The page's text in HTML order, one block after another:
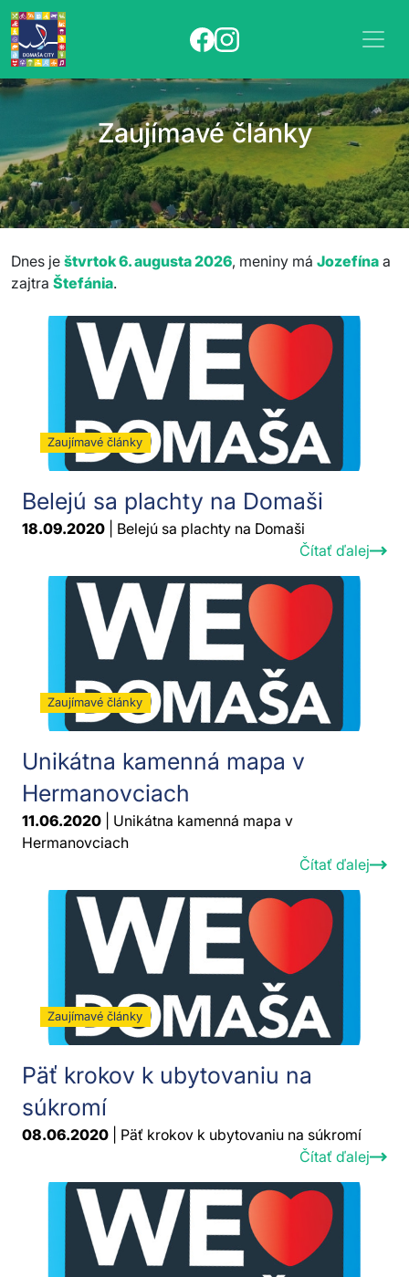
Zaujímavé články
Dnes je štvrtok 6. augusta 2026, meniny má Jozefína a
zajtra Štefánia.
Zaujímavé články
Belejú sa plachty na Domaši
18.09.2020 | Belejú sa plachty na Domaši
Čítať ďalej
Zaujímavé články
Unikátna kamenná mapa v
Hermanovciach
11.06.2020 | Unikátna kamenná mapa v
Hermanovciach
Čítať ďalej
Zaujímavé články
Päť krokov k ubytovaniu na
súkromí
08.06.2020 | Päť krokov k ubytovaniu na súkromí
Čítať ďalej